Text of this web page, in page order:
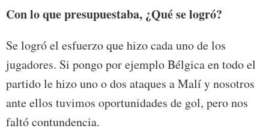
Con lo que presupuestaba, ¿Qué se logró?
Se logró el esfuerzo que hizo cada uno de los
jugadores. Si pongo por ejemplo Bélgica en todo el
partido le hizo uno o dos ataques a Malí y nosotros
ante ellos tuvimos oportunidades de gol, pero nos
faltó contundencia.